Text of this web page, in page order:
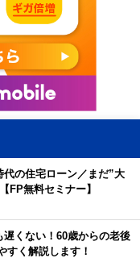
代の住宅ローン／まだ”大
FP無料セミナー】
遅くない！60歳からの老後
すく解説します！